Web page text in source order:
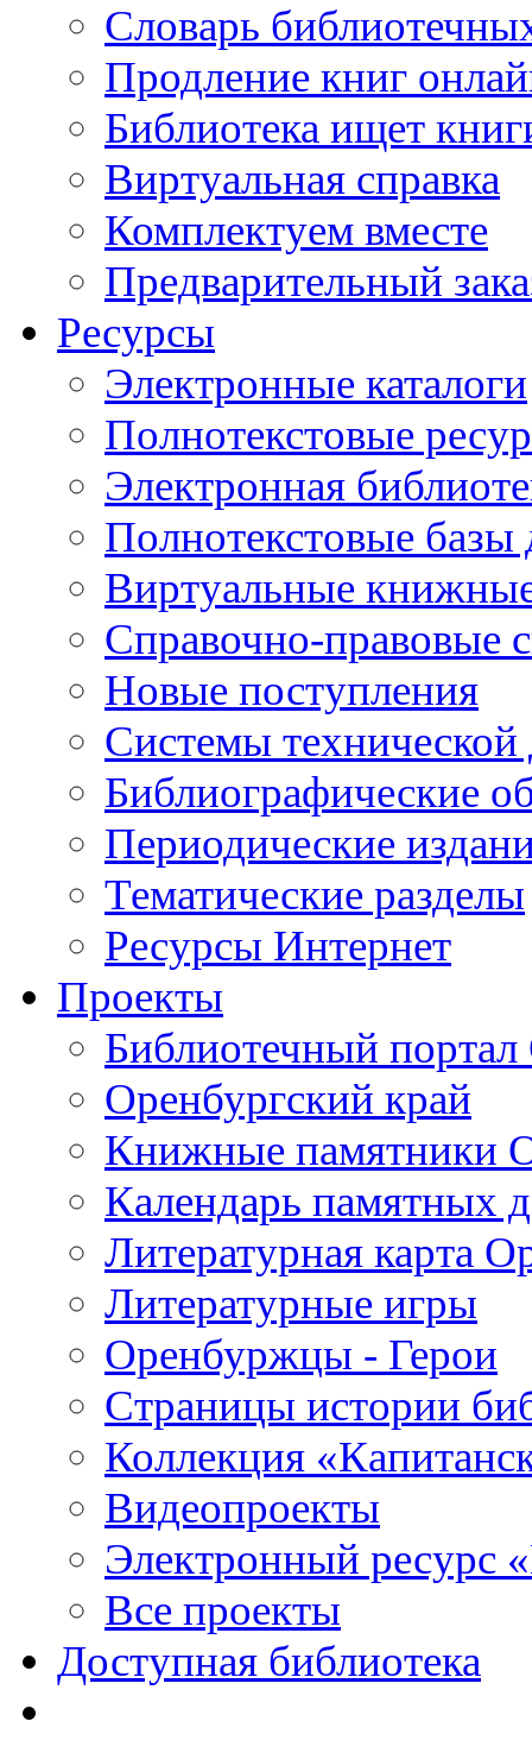
Словарь
Продление книг
Библиотека ищет
Виртуальная справка
Комплектуем вместе
Предварительный
Ресурсы
Электронные каталоги
Полнотекстовые
Электронная
Полнотекстовые
Виртуальные
Справочно-правовые
Новые поступления
Cистемы
Библиографические
Периодические
Тематические разделы
Ресурсы Интернет
Проекты
Библиотечный портал
Оренбургский край
Книжные памятники
Календарь памятных
Литературная карта
Литературные игры
Оренбуржцы - Герои
Страницы истории
Коллекция
Видеопроекты
Электронный ресурс
Все проекты
Доступная библиотека